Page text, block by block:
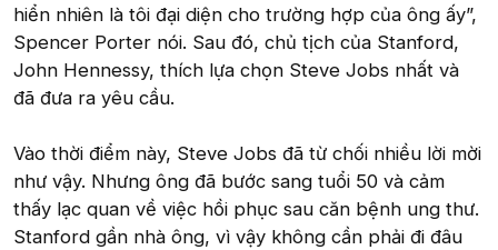
hiển nhiên là tôi đại diện cho trường hợp của ông ấy”,
Spencer Porter nói. Sau đó, chủ tịch của Stanford,
John Hennessy, thích lựa chọn Steve Jobs nhất và
đã đưa ra yêu cầu.
Vào thời điểm này, Steve Jobs đã từ chối nhiều lời mời
như vậy. Nhưng ông đã bước sang tuổi 50 và cảm
thấy lạc quan về việc hồi phục sau căn bệnh ung thư.
Stanford gần nhà ông, vì vậy không cần phải đi đâu